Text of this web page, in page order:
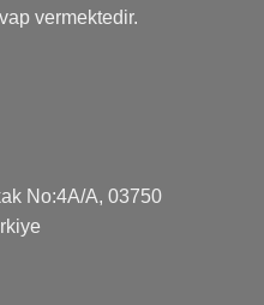
vermektedir.
No:4A/A, 03750